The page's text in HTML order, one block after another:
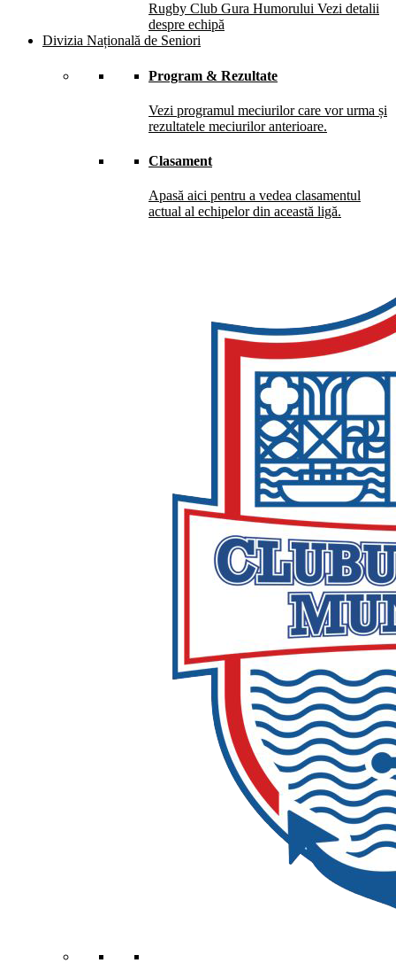
Rugby Club Gura Humorului Vezi detalii
despre echipă
Divizia Națională de Seniori
Program & Rezultate
Vezi programul meciurilor care vor urma și
rezultatele meciurilor anterioare.
Clasament
Apasă aici pentru a vedea clasamentul
actual al echipelor din această ligă.